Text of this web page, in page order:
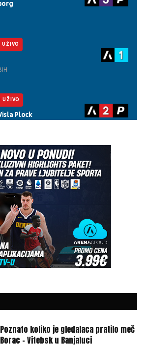
Poznato koliko je gledalaca pratilo meč
Borac – Vitebsk u Banjaluci